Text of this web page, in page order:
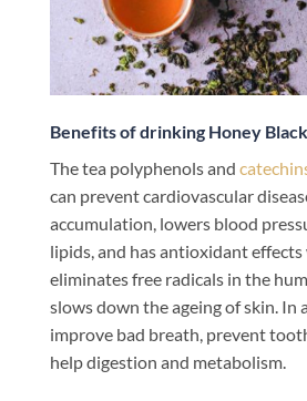
Benefits of drinking Honey
The tea polyphenols and
can prevent cardiovascular
accumulation, lowers blood
lipids, and has antioxidant
eliminates free radicals in the
slows down the ageing of skin. In
improve bad breath, prevent
help digestion and metabolism.